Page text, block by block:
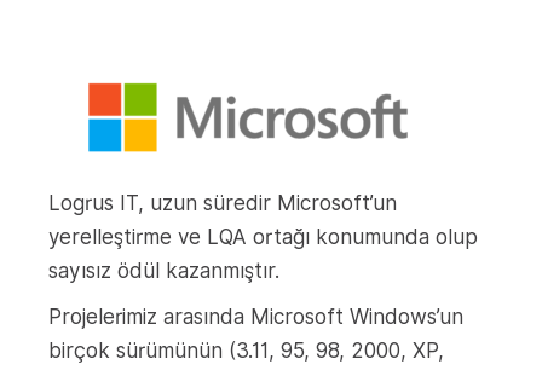
Logrus IT, uzun süredir Microsoft’un
yerelleştirme ve LQA ortağı konumunda olup
sayısız ödül kazanmıştır.
Projelerimiz arasında Microsoft Windows’un
birçok sürümünün (3.11, 95, 98, 2000, XP,